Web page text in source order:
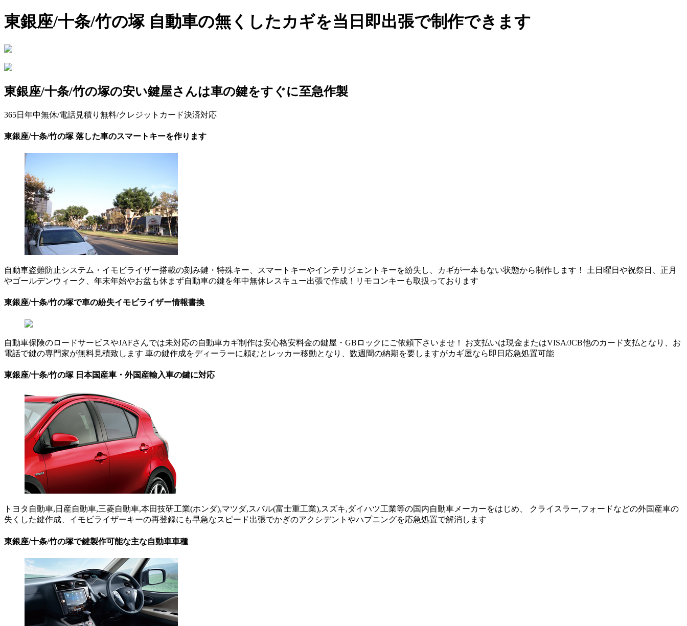
東銀座/十条/竹の塚 自動車の無くしたカギを当日即出張で制作できます
東銀座/十条/竹の塚の安い鍵屋さんは車の鍵をすぐに至急作製
365日年中無休/電話見積り無料/クレジットカード決済対応
東銀座/十条/竹の塚 落した車のスマートキーを作ります
自動車盗難防止システム・イモビライザー搭載の刻み鍵・特殊キー、スマートキーやインテリジェントキーを紛失し、カギが一本もない状態から制作します！ 土日曜日や祝祭日、正月
やゴールデンウィーク、年末年始やお盆も休まず自動車の鍵を年中無休レスキュー出張で作成！リモコンキーも取扱っております
東銀座/十条/竹の塚で車の紛失イモビライザー情報書換
自動車保険のロードサービスやJAFさんでは未対応の自動車カギ制作は安心格安料金の鍵屋・GBロックにご依頼下さいませ！ お支払いは現金またはVISA/JCB他のカード支払となり、お
電話で鍵の専門家が無料見積致します 車の鍵作成をディーラーに頼むとレッカー移動となり、数週間の納期を要しますがカギ屋なら即日応急処置可能
東銀座/十条/竹の塚 日本国産車・外国産輸入車の鍵に対応
トヨタ自動車,日産自動車,三菱自動車,本田技研工業(ホンダ),マツダ,スバル(富士重工業),スズキ,ダイハツ工業等の国内自動車メーカーをはじめ、 クライスラー,フォードなどの外国産車の
失くした鍵作成、イモビライザーキーの再登録にも早急なスピード出張でかぎのアクシデントやハプニングを応急処置で解消します
東銀座/十条/竹の塚で鍵製作可能な主な自動車車種